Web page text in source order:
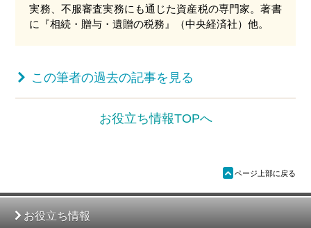
実務、不服審査実務にも通じた資産税の専門家。著書
に『相続・贈与・遺贈の税務』（中央経済社）他。
お役立ち情報TOPへ
ü ページ上部に戻る
お役立ち情報